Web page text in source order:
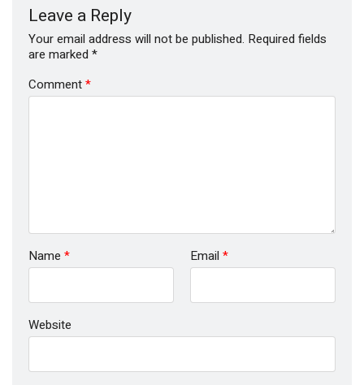
Leave a Reply
Your email address will not be published. Required fields
are marked *
Comment*
Name * Email *
Website